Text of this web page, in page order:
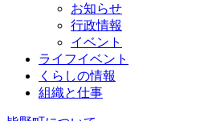
お知らせ
行政情報
イベント
ライフイベント
くらしの情報
組織と仕事